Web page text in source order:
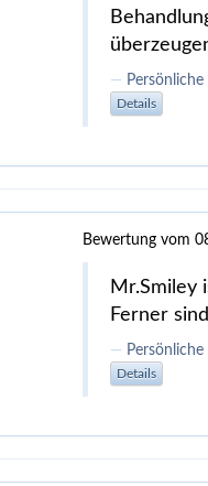
Details
Bewertung vom
Mr.Smiley
Ferner
Details